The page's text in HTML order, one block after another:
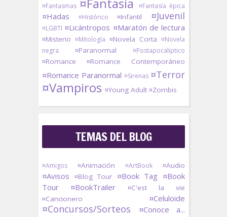
¤Fantasmas
¤Fantasía épica
¤Hadas ¤Histórico ¤Infantil ¤Juvenil
¤LGBTI ¤Licántropos ¤Maratón de lectura
¤Misterio ¤Mitología ¤Novela Corta ¤Novela
negra
¤Paranormal ¤Postapocaliptico
¤Romance ¤Romance Contemporáneo
¤Romance Paranormal ¤Sirenas ¤Terror
¤Vampiros ¤Young Adult ¤Zombis
TEMAS DEL BLOG
¤Amigos ¤Animación ¤ArtBook ¤Audio
¤Avisos ¤Blog Tour ¤Book Tag ¤Book
Tour
¤BookTrailer
¤C'est la vie
¤Cancionero
¤Celuloide
¤Concursos/Sorteos ¤Conoce a...